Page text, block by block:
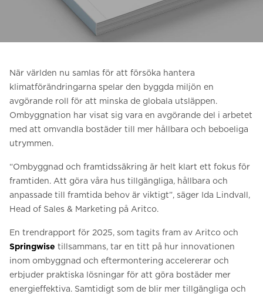
Be om ett offertförslag
FAQ
När världen nu samlas för att försöka hantera
klimatförändringarna spelar den byggda miljön en
avgörande roll för att minska de globala utsläppen.
Ombyggnation har visat sig vara en avgörande del i arbetet
med att omvandla bostäder till mer hållbara och beboeliga
utrymmen.
“Ombyggnad och framtidssäkring är helt klart ett fokus för
framtiden. Att göra våra hus tillgängliga, hållbara och
anpassade till framtida behov är viktigt”, säger Ida Lindvall,
Head of Sales & Marketing på Aritco.
En trendrapport för 2025, som tagits fram av Aritco och
Springwise tillsammans, tar en titt på hur innovationen
inom ombyggnad och eftermontering accelererar och
erbjuder praktiska lösningar för att göra bostäder mer
energieffektiva. Samtidigt som de blir mer tillgängliga och